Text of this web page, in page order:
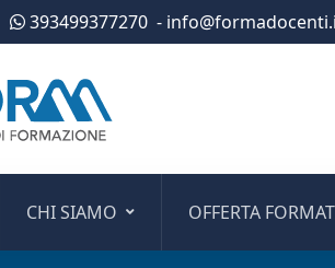
393499377270 -
CHI SIAMO OFFERTA